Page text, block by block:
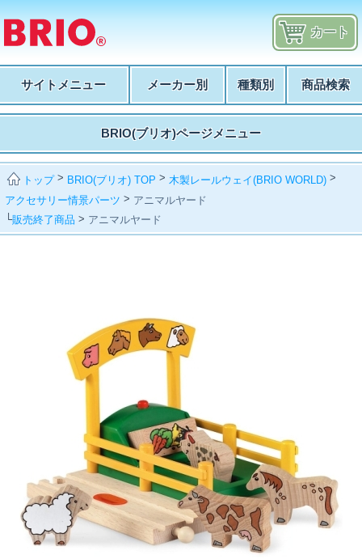
カート
サイトメニュー メーカー別 種類別 商品検索
BRIO(ブリオ)ページメニュー
トップ> BRIO(ブリオ) TOP > 木製レールウェイ(BRIO WORLD) >
アクセサリー情景パーツ > アニマルヤード
└販売終了商品 > アニマルヤード